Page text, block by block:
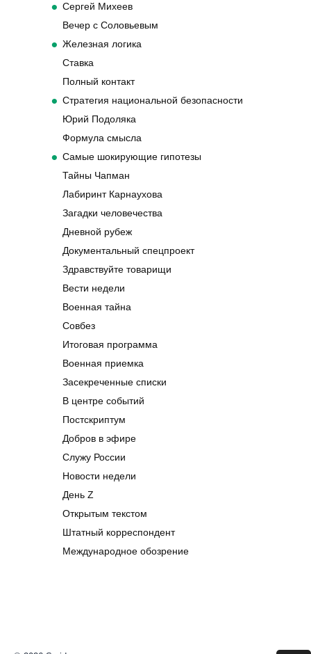
Сергей Михеев
Вечер с Соловьевым
Железная логика
Ставка
Полный контакт
Стратегия национальной безопасности
Юрий Подоляка
Формула смысла
Самые шокирующие гипотезы
Тайны Чапман
Лабиринт Карнаухова
Загадки человечества
Дневной рубеж
Документальный спецпроект
Здравствуйте товарищи
Вести недели
Военная тайна
Совбез
Итоговая программа
Военная приемка
Засекреченные списки
В центре событий
Постскриптум
Добров в эфире
Служу России
Новости недели
День Z
Открытым текстом
Штатный корреспондент
Международное обозрение